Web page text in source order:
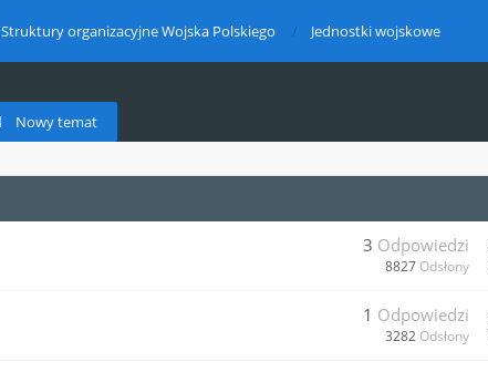
Struktury organizacyjne Wojska Polskiego Jednostki wojskowe
Nowy temat
3 Odpowiedzi
8827 Odsłony
1 Odpowiedzi
3282 Odsłony